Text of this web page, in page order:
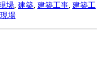
場, 建築, 建築工事, 建築工
現場